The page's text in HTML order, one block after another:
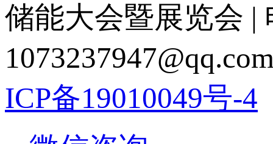
储能大会暨展览会 |
ICP备19010049号-4